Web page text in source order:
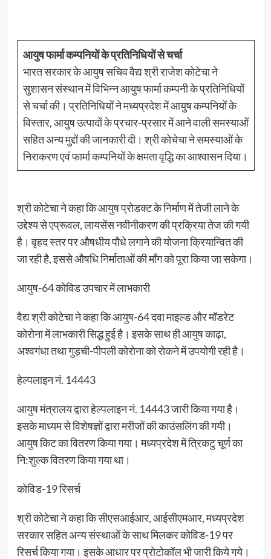
आयुष फार्मा कम्पनियों के प्रतिनिधियों से चर्चा
भारत सरकार के आयुष सचिव वैद्य श्री राजेश कोटेचा ने
सुशासन संस्थान में विभिन्न आयुष फार्मा कम्पनी के प्रतिनिधियों
से चर्चा की। प्रतिनिधियों ने मध्यप्रदेश में आयुष कम्पनियों के
विस्तार, आयुष उत्पादों के प्रचार-प्रसार में आने वाली समस्याओं
सहित अन्य मुद्दों की जानकारी दी। श्री कोचेचा ने समस्याओं के
निराकरण एवं फार्मा कम्पनियों के क्षमता वृद्धि का आश्वासन दिया।
श्री कोटेचा ने कहा कि आयुष प्रोडक्ट के निर्माण में तेजी लाने के
उद्देश्य से एप्रूवल, लायसेंस नवीनीकरण की प्रक्रिया तेज की गयी
है। वृहद स्तर पर औषधीय पौधे लगाने की योजना क्रियान्वित की
जा रही है, इससे औषधि निर्माताओं की माँग को पूरा किया जा सकेगा।
आयुष-64 कोविड उपचार में लाभकारी
वैद्य श्री कोटेचा ने कहा कि आयुष-64 दवा माइल्ड और मॉडरेट
कोरोना में लाभकारी सिद्ध हुई है। इसके साथ ही आयुष काढ़ा,
अश्वगंधा तथा गुड़ची-पीपली कोरोना को रोकने में उपयोगी रही है।
हेल्पलाइन नं. 14443
आयुष मंत्रालय द्वारा हेल्पलाइन नं. 14443 जारी किया गया है।
इसके माध्यम से विशेषज्ञों द्वारा मरीजों की काउंसलिंग की गयी।
आयुष किट का वितरण किया गया। मध्यप्रदेश में त्रिकटु चूर्ण का
नि:शुल्क वितरण किया गया था।
कोविड-19 रिसर्च
श्री कोटेचा ने कहा कि सीएसआईआर, आईसीएमआर, मध्यप्रदेश
सरकार सहित अन्य संस्थाओं के साथ मिलकर कोविड-19 पर
रिसर्च किया गया। इसके आधार पर प्रोटोकॉल भी जारी किये गये।